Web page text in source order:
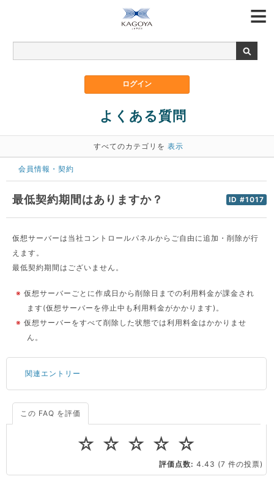
よくある質問
すべてのカテゴリを 表示
会員情報・契約
ID #1017
最低契約期間はありますか？
仮想サーバーは当社コントロールパネルからご自由に追加・削除が行
えます。
最低契約期間はございません。
※仮想サーバーごとに作成日から削除日までの利用料金が課金され
ます(仮想サーバーを停止中も利用料金がかかります)。
※仮想サーバーをすべて削除した状態では利用料金はかかりませ
ん。
関連エントリー
サーバーが重いので調査してほしい
CPUやメモリをアップグレードしたい
この FAQ を評価
☆
☆
☆
☆
☆
評価点数: 4.43 (7 件の投票)